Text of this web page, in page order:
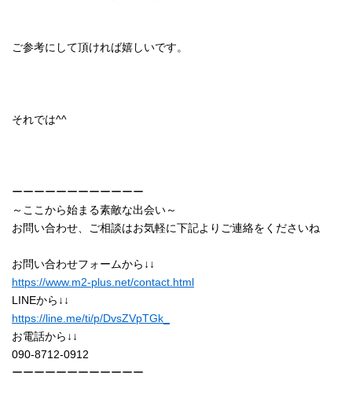
ご参考にして頂ければ嬉しいです。
それでは^^
ーーーーーーーーーーーー
～ここから始まる素敵な出会い～
お問い合わせ、ご相談はお気軽に下記よりご連絡をくださいね
お問い合わせフォームから↓↓
https://www.m2-plus.net/contact.html
LINEから↓↓
https://line.me/ti/p/DvsZVpTGk_
お電話から↓↓
090-8712-0912
ーーーーーーーーーーーー